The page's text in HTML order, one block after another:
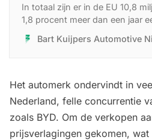
In totaal zijn er in de EU 10,8
1,8 procent meer dan een jaar
procent, van die auto’s waren
Bart Kuijpers Automotive
Het automerk ondervindt in
Nederland, felle concurrentie
zoals BYD. Om de verkopen
prijsverlagingen gekomen,